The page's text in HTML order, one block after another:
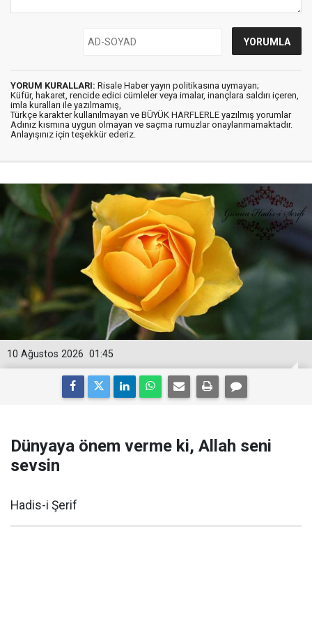
YORUM KURALLARI: Risale Haber yayın politikasına uymayan;
Küfür, hakaret, rencide edici cümleler veya imalar, inançlara saldırı içeren,
imla kuralları ile yazılmamış,
Türkçe karakter kullanılmayan ve BÜYÜK HARFLERLE yazılmış yorumlar
Adınız kısmına uygun olmayan ve saçma rumuzlar onaylanmamaktadır.
Anlayışınız için teşekkür ederiz.
01:45
10 Ağustos 2026
Dünyaya önem verme ki, Allah seni
sevsin
Hadis-i Şerif